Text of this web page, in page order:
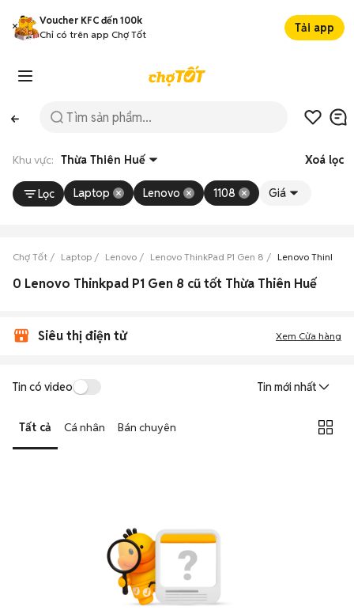
Voucher KFC đến 100k
Chỉ có trên app Chợ Tốt
Tải app
Khu vực: Thừa Thiên Huế Xoá lọc
Lọc Laptop Lenovo 1108 Giá
Chợ Tốt Laptop Lenovo Lenovo ThinkPad P1 Gen 8 Lenovo ThinkPad
0 Lenovo Thinkpad P1 Gen 8 cũ tốt Thừa Thiên Huế
Siêu thị điện tử Xem Cửa hàng
Tin có video Tin mới nhất
Tất cả Cá nhân Bán chuyên